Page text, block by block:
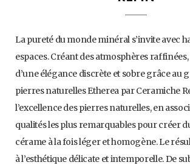
La pureté du monde minéral s’invite avec
espaces. Créant des atmosphères
d’une élégance discrète et sobre grâce au
pierres naturelles Etherea par Ceramiche
l’excellence des pierres naturelles, en
qualités les plus remarquables pour créer
cérame à la fois léger et homogène. Le
à l’esthétique délicate et intemporelle. De